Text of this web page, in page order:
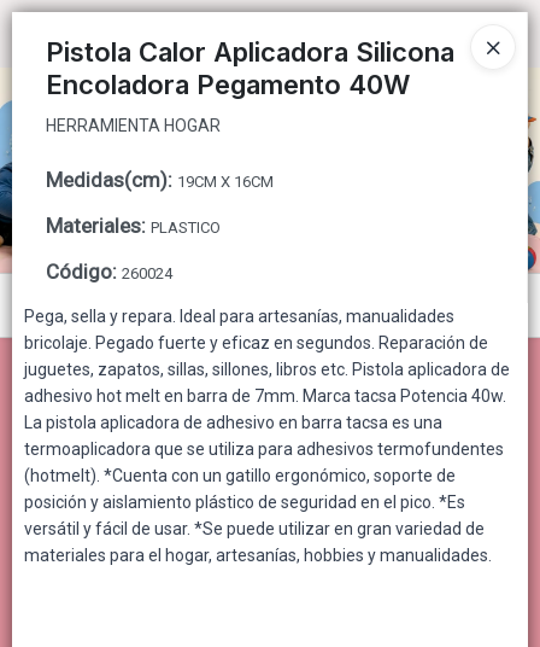
HERRAMIENTA HOGAR
Pistola Calor Aplicadora Silicona
Encoladora Pegamento 40W
HERRAMIENTA HOGAR
Medidas(cm): 19CM X 16CM
Materiales: PLASTICO
Código: 260024
Pega, sella y repara. Ideal para artesanías, manualidades
bricolaje. Pegado fuerte y eficaz en segundos. Reparación de
juguetes, zapatos, sillas, sillones, libros etc. Pistola aplicadora de
adhesivo hot melt en barra de 7mm. Marca tacsa Potencia 40w.
La pistola aplicadora de adhesivo en barra tacsa es una
termoaplicadora que se utiliza para adhesivos termofundentes
(hotmelt). *Cuenta con un gatillo ergonómico, soporte de
posición y aislamiento plástico de seguridad en el pico. *Es
versátil y fácil de usar. *Se puede utilizar en gran variedad de
materiales para el hogar, artesanías, hobbies y manualidades.
CÓMO COMPRAR
CONTACTO
Menú
HERRAMIENTA HOGAR
Lista vacía